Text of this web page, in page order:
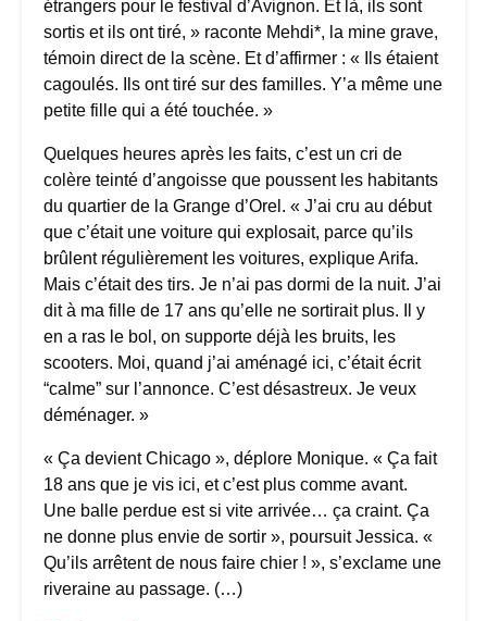
étrangers pour le festival d’Avignon. Et là, ils sont
sortis et ils ont tiré, » raconte Mehdi*, la mine grave,
témoin direct de la scène. Et d’affirmer : « Ils étaient
cagoulés. Ils ont tiré sur des familles. Y’a même une
petite fille qui a été touchée. »
Quelques heures après les faits, c’est un cri de
colère teinté d’angoisse que poussent les habitants
du quartier de la Grange d’Orel. « J’ai cru au début
que c’était une voiture qui explosait, parce qu’ils
brûlent régulièrement les voitures, explique Arifa.
Mais c’était des tirs. Je n’ai pas dormi de la nuit. J’ai
dit à ma fille de 17 ans qu’elle ne sortirait plus. Il y
en a ras le bol, on supporte déjà les bruits, les
scooters. Moi, quand j’ai aménagé ici, c’était écrit
“calme” sur l’annonce. C’est désastreux. Je veux
déménager. »
« Ça devient Chicago », déplore Monique. « Ça fait
18 ans que je vis ici, et c’est plus comme avant.
Une balle perdue est si vite arrivée… ça craint. Ça
ne donne plus envie de sortir », poursuit Jessica. «
Qu’ils arrêtent de nous faire chier ! », s’exclame une
riveraine au passage. (…)